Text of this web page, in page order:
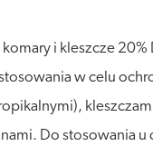
i kleszcze 20%
w celu
Do stosowania u